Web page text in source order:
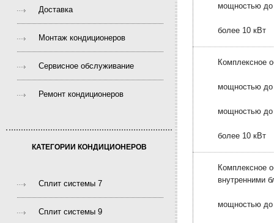
Доставка
Монтаж кондиционеров
Сервисное обслуживание
Ремонт кондиционеров
КАТЕГОРИИ КОНДИЦИОНЕРОВ
Сплит системы 7
Сплит системы 9
мощностью до
более 10 кВт
Комплексное
мощностью до
мощностью до
более 10 кВт
Комплексное
внутренними
мощностью до